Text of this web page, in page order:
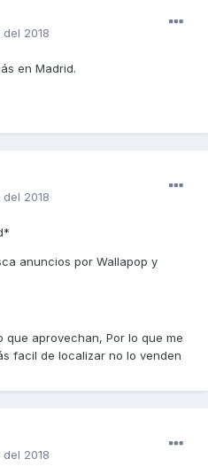
2018
en Madrid.
2018
anuncios por Wallapop y
aprovechan, Por lo que me
facil de localizar no lo venden
2018